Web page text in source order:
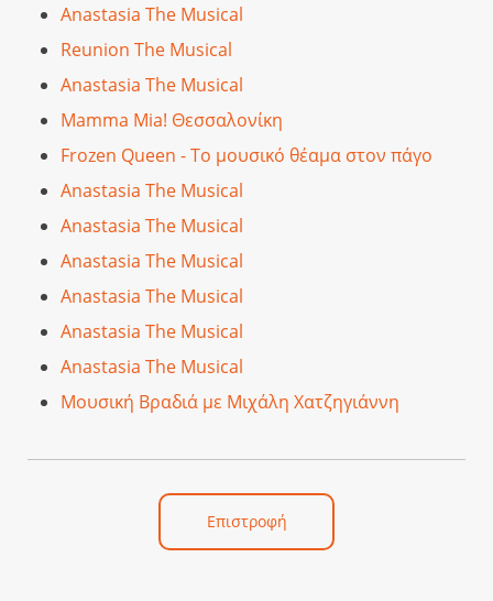
Anastasia The Musical
Reunion The Musical
Anastasia The Musical
Mamma Mia! Θεσσαλονίκη
Frozen Queen - Το μουσικό θέαμα στον πάγο
Anastasia The Musical
Anastasia The Musical
Anastasia The Musical
Anastasia The Musical
Anastasia The Musical
Anastasia The Musical
Μουσική Βραδιά με Μιχάλη Χατζηγιάννη
Επιστροφή